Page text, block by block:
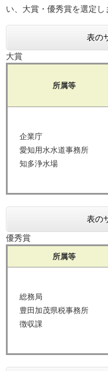
い、大賞・優秀賞を選定し
表の
大賞
所属等
企業庁
愛知用水水道事務所
知多浄水場
表の
優秀賞
所属等
総務局
豊田加茂県税事務所
徴収課